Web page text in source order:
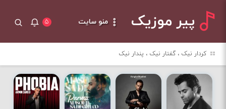
پیر موزیک منو سایت ۵
کردار نیک ، گفتار نیک ، پندار نیک